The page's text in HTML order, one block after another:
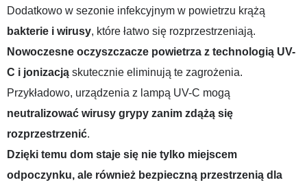
Dodatkowo w sezonie infekcyjnym w powietrzu krążą
bakterie i wirusy, które łatwo się rozprzestrzeniają.
Nowoczesne oczyszczacze powietrza z technologią UV-
C i jonizacją skutecznie eliminują te zagrożenia.
Przykładowo, urządzenia z lampą UV-C mogą
neutralizować wirusy grypy zanim zdążą się
rozprzestrzenić.
Dzięki temu dom staje się nie tylko miejscem
odpoczynku, ale również bezpieczną przestrzenią dla